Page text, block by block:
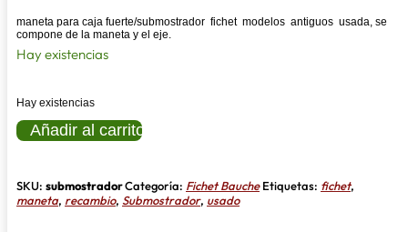
maneta para caja fuerte/submostrador fichet modelos antiguos usada, se
compone de la maneta y el eje.
Hay existencias
Hay existencias
Maneta
caja
Añadir al carrito
SKU: submostradorCategoría: Fichet Bauche Etiquetas: fichet,
maneta, recambio, Submostrador, usado